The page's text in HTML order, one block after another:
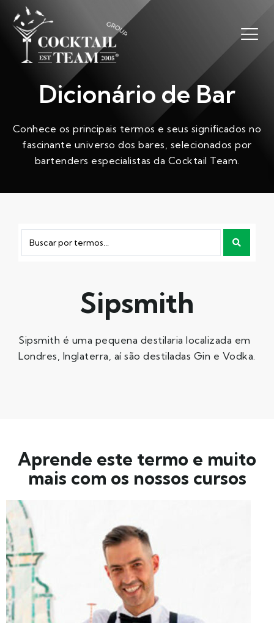
Dicionário de Bar
Conhece os principais termos e seus significados no
fascinante universo dos bares, selecionados por
bartenders especialistas da Cocktail Team.
Sipsmith
Sipsmith é uma pequena destilaria localizada em
Londres, Inglaterra, aí são destiladas Gin e Vodka.
Aprende este termo e muito
mais com os nossos cursos